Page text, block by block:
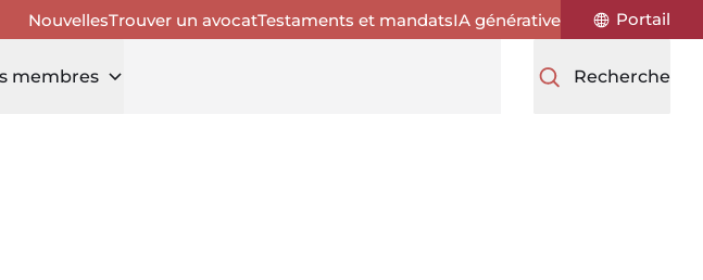
NouvellesTrouver un avocatTestaments et mandatsIA générative Portail
membres Recherche